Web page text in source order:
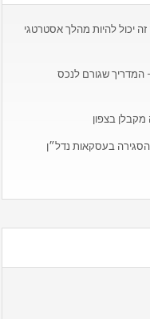
יכול להיות מהלך אסטרטגי
המדריך שגורם לנכס
מקבלן בצפון
בעסקאות נדל״ן